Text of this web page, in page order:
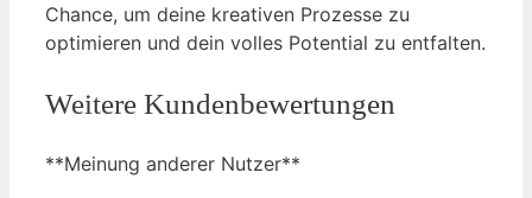
Chance, um deine kreativen Prozesse zu
optimieren und dein volles Potential zu entfalten.
Weitere Kundenbewertungen
**Meinung anderer Nutzer**